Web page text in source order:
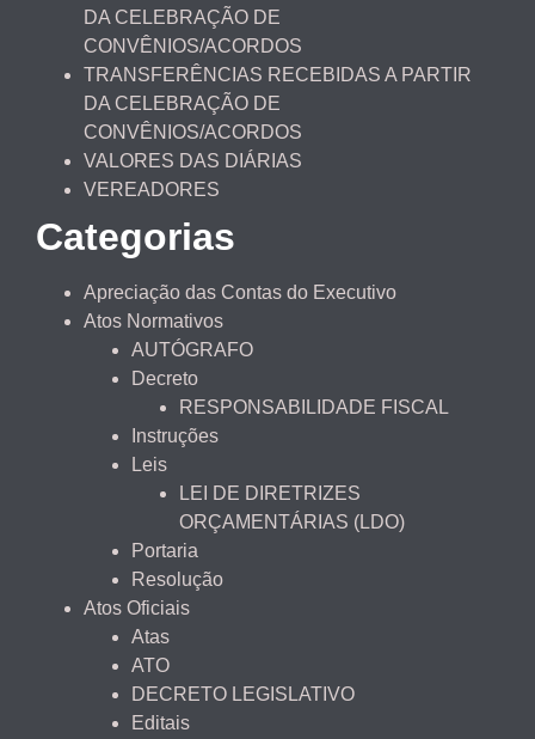
DA CELEBRAÇÃO DE
CONVÊNIOS/ACORDOS
TRANSFERÊNCIAS RECEBIDAS A PARTIR
DA CELEBRAÇÃO DE
CONVÊNIOS/ACORDOS
VALORES DAS DIÁRIAS
VEREADORES
Categorias
Apreciação das Contas do Executivo
Atos Normativos
AUTÓGRAFO
Decreto
RESPONSABILIDADE FISCAL
Instruções
Leis
LEI DE DIRETRIZES
ORÇAMENTÁRIAS (LDO)
Portaria
Resolução
Atos Oficiais
Atas
ATO
DECRETO LEGISLATIVO
Editais